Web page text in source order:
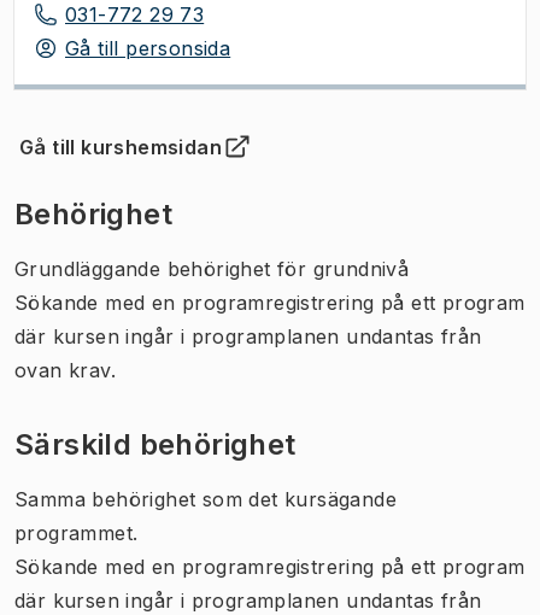
031-772 29 73
Gå till personsida
Gå till kurshemsidan
(Öppnas i ny flik)
Behörighet
Grundläggande behörighet för grundnivå
Sökande med en programregistrering på ett program
där kursen ingår i programplanen undantas från
ovan krav.
Särskild behörighet
Samma behörighet som det kursägande
programmet.
Sökande med en programregistrering på ett program
där kursen ingår i programplanen undantas från